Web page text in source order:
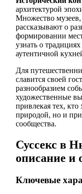
архитектурой
Множество
рассказывают о
формировании
узнать о
аутентичной
Для
славится своей
разнообразием
художественные
привлекая тех, кто
природой, но и
сообщества.
Суссекс в
описание и
Ключевые